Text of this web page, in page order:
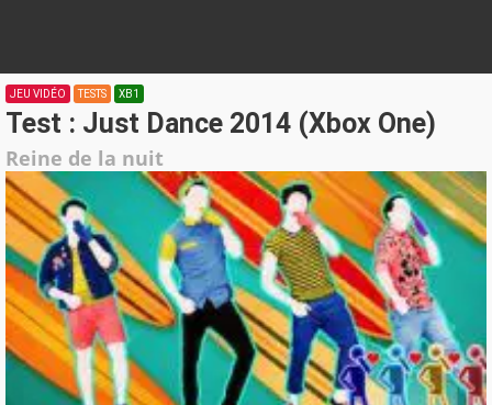
JEU VIDÉO TESTS XB1
Test : Just Dance 2014 (Xbox One)
Reine de la nuit